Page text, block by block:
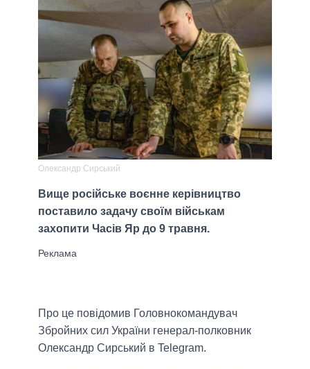
Олександр Сирський
Вище російське воєнне керівництво
поставило задачу своїм військам
захопити Часів Яр до 9 травня.
Про це повідомив Головнокомандувач
Збройних сил України генерал-полковник
Олександр Сирський в Telegram.